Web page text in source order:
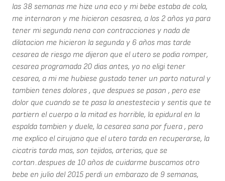
las 38 semanas me hize una eco y mi bebe estaba de cola,
me internaron y me hicieron cesasrea, a los 2 años ya para
tener mi segunda nena con contracciones y nada de
dilatacion me hicieron la segunda y 6 años mas tarde
cesarea de riesgo me dijeron que el utero se podia romper,
cesarea programada 20 dias antes, yo no eligi tener
cesarea, a mi me hubiese gustado tener un parto natural y
tambien tenes dolores , que despues se pasan , pero ese
dolor que cuando se te pasa la anestestecia y sentis que te
partiern el cuerpo a la mitad es horrible, la epidural en la
espalda tambien y duele, la cesarea sana por fuera , pero
me explico el cirujano que el utero tarda en recuperarse, la
cicatris tarda mas, son tejidos, arterias, que se
cortan..despues de 10 años de cuidarme buscamos otro
bebe en julio del 2015 perdi un embarazo de 9 semanas,